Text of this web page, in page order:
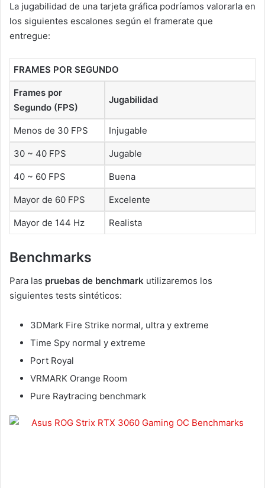
La jugabilidad de una tarjeta gráfica podríamos valorarla en
los siguientes escalones según el framerate que
entregue:
FRAMES POR SEGUNDO
Frames por
Segundo (FPS)
Jugabilidad
Menos de 30 FPS Injugable
30 ~ 40 FPS Jugable
40 ~ 60 FPS Buena
Mayor de 60 FPS Excelente
Mayor de 144 Hz Realista
Benchmarks
Para las pruebas de benchmark utilizaremos los
siguientes tests sintéticos:
3DMark Fire Strike normal, ultra y extreme
Time Spy normal y extreme
Port Royal
VRMARK Orange Room
Pure Raytracing benchmark